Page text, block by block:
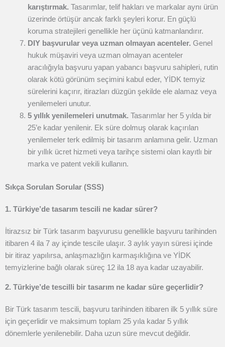
karıştırmak. Tasarımlar, telif hakları ve markalar aynı ürün
üzerinde örtüşür ancak farklı şeyleri korur. En güçlü
koruma stratejileri genellikle her üçünü katmanlandırır.
DIY başvurular veya uzman olmayan acenteler. Genel
hukuk müşaviri veya uzman olmayan acenteler
aracılığıyla başvuru yapan yabancı başvuru sahipleri, rutin
olarak kötü görünüm seçimini kabul eder, YİDK temyiz
sürelerini kaçırır, itirazları düzgün şekilde ele alamaz veya
yenilemeleri unutur.
5 yıllık yenilemeleri unutmak. Tasarımlar her 5 yılda bir
25’e kadar yenilenir. Ek süre dolmuş olarak kaçırılan
yenilemeler terk edilmiş bir tasarım anlamına gelir. Uzman
bir yıllık ücret hizmeti veya tarihçe sistemi olan kayıtlı bir
marka ve patent vekili kullanın.
Sıkça Sorulan Sorular (SSS)
1. Türkiye’de tasarım tescili ne kadar sürer?
İtirazsız bir Türk tasarım başvurusu genellikle başvuru tarihinden
itibaren 4 ila 7 ay içinde tescile ulaşır. 3 aylık yayın süresi içinde
bir itiraz yapılırsa, anlaşmazlığın karmaşıklığına ve YİDK
temyizlerine bağlı olarak süreç 12 ila 18 aya kadar uzayabilir.
2. Türkiye’de tescilli bir tasarım ne kadar süre geçerlidir?
Bir Türk tasarım tescili, başvuru tarihinden itibaren ilk 5 yıllık süre
için geçerlidir ve maksimum toplam 25 yıla kadar 5 yıllık
dönemlerle yenilenebilir. Daha uzun süre mevcut değildir.